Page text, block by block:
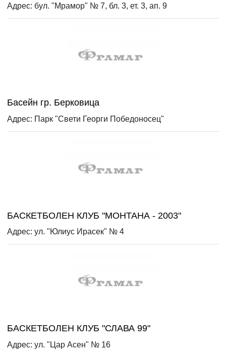
Адрес: бул. "Мрамор" № 7, бл. 3, ет. 3, ап. 9
Басейн гр. Берковица
Адрес: Парк "Свети Георги Победоносец"
БАСКЕТБОЛЕН КЛУБ "МОНТАНА - 2003"
Адрес: ул. "Юлиус Ирасек" № 4
БАСКЕТБОЛЕН КЛУБ "СЛАВА 99"
Адрес: ул. "Цар Асен" № 16